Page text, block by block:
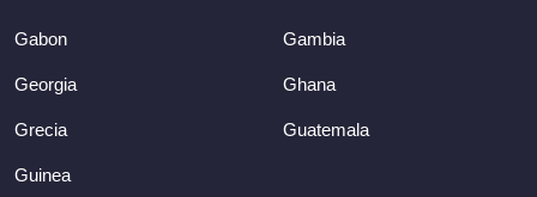
Gabon Gambia
Georgia Ghana
Grecia Guatemala
Guinea